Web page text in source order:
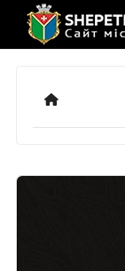
Додому